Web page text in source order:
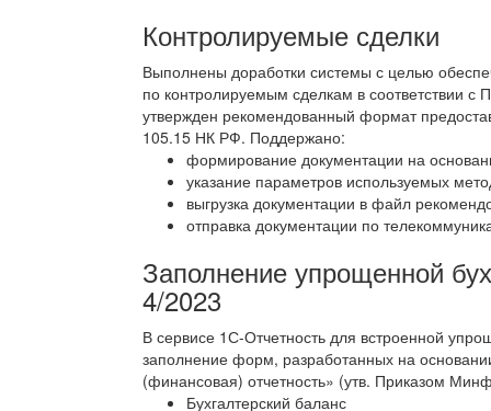
Контролируемые сделки
Выполнены доработки системы с целью
по контролируемым сделкам в соответствии
утвержден рекомендованный формат
105.15 НК РФ. Поддержано:
формирование документации на
указание параметров используемых
выгрузка документации в файл
отправка документации по
Заполнение упрощенной
4/2023
В сервисе 1С-Отчетность для встроенной
заполнение форм, разработанных на
(финансовая) отчетность» (утв. Приказом
Бухгалтерский баланс